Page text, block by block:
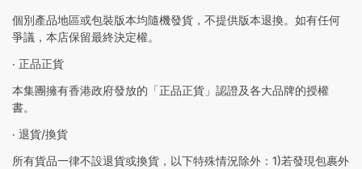
個別產品地區或包裝版本均隨機發貨，不提供版本退換。如有任何
爭議，本店保留最終決定權。
‧ 正品正貨
本集團擁有香港政府發放的「正品正貨」認證及各大品牌的授權
書。
‧ 退貨/換貨
所有貨品一律不設退貨或換貨，以下特殊情況除外：1)若發現包裹外